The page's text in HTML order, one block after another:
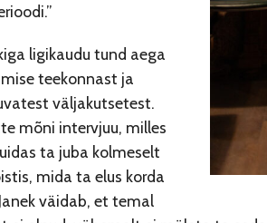
ligikaudu tund aega
teekonnast ja
väljakutsetest.
mõni intervjuu, milles
ta juba kolmeselt
mida ta elus korda
väidab, et temal